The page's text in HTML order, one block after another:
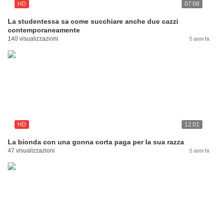
HD 07:08
La studentessa sa come succhiare anche due cazzi
contemporaneamente
140 visualizzazioni 5 anni fa
HD 12:01
La bionda con una gonna corta paga per la sua razza
47 visualizzazioni 5 anni fa